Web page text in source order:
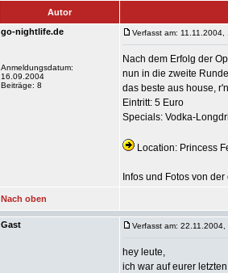
Autor
go-nightlife.de
Anmeldungsdatum:
16.09.2004
Beiträge: 8
Verfasst am: 11.11.2004,
Nach dem Erfolg der
nun in die zweite
das beste aus house,
Eintritt: 5 Euro
Specials: Vodka-
Location: Princess
Infos und Fotos von
Nach oben
Gast Verfasst am: 22.11.2004,
hey leute,
ich war auf eurer